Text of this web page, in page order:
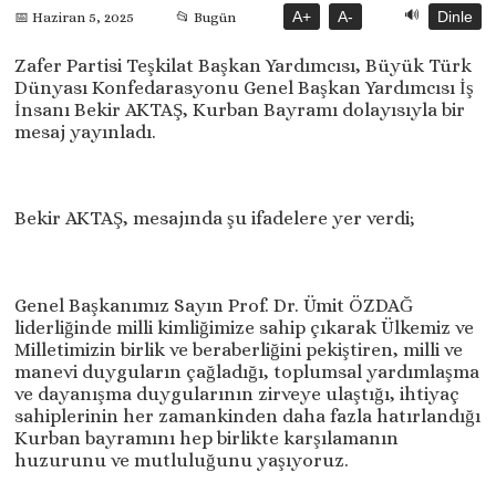
📅 Haziran 5, 2025 📂 Bugün A+ A- 🔊 Dinle
Zafer Partisi Teşkilat Başkan Yardımcısı, Büyük Türk
Dünyası Konfedarasyonu Genel Başkan Yardımcısı İş
İnsanı Bekir AKTAŞ, Kurban Bayramı dolayısıyla bir
mesaj yayınladı.
Bekir AKTAŞ, mesajında şu ifadelere yer verdi;
Genel Başkanımız Sayın Prof. Dr. Ümit ÖZDAĞ
liderliğinde milli kimliğimize sahip çıkarak Ülkemiz ve
Milletimizin birlik ve beraberliğini pekiştiren, milli ve
manevi duyguların çağladığı, toplumsal yardımlaşma
ve dayanışma duygularının zirveye ulaştığı, ihtiyaç
sahiplerinin her zamankinden daha fazla hatırlandığı
Kurban bayramını hep birlikte karşılamanın
huzurunu ve mutluluğunu yaşıyoruz.